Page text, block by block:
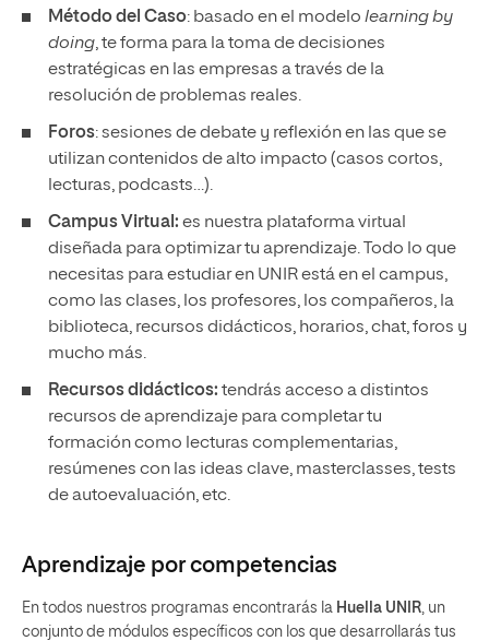
Método del Caso: basado en el modelo learning by
doing, te forma para la toma de decisiones
estratégicas en las empresas a través de la
resolución de problemas reales.
Foros: sesiones de debate y reflexión en las que se
utilizan contenidos de alto impacto (casos cortos,
lecturas, podcasts…).
Campus Virtual: es nuestra plataforma virtual
diseñada para optimizar tu aprendizaje. Todo lo que
necesitas para estudiar en UNIR está en el campus,
como las clases, los profesores, los compañeros, la
biblioteca, recursos didácticos, horarios, chat, foros y
mucho más.
Recursos didácticos: tendrás acceso a distintos
recursos de aprendizaje para completar tu
formación como lecturas complementarias,
resúmenes con las ideas clave, masterclasses, tests
de autoevaluación, etc.
Aprendizaje por competencias
En todos nuestros programas encontrarás la Huella UNIR, un
conjunto de módulos específicos con los que desarrollarás tus